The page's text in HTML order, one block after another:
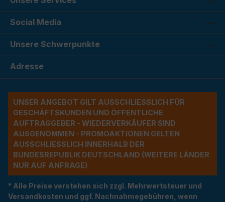
Social Media
Unsere Schwerpunkte
Adresse
UNSER ANGEBOT GILT AUSSCHLIESSLICH FÜR G
ESCHÄFTSKUNDEN UND ÖFFENTLICHE A
UFTRAGGEBER - WIEDERVERKÄUFER SIND A
USGENOMMEN - PROMOAKTIONEN GELTEN A
USSCHLIESSLICH INNERHALB DER BU
NDESREPUBLIK DEUTSCHLAND (WEITERE LÄNDER NU
R AUF ANFRAGE)
* Alle Preise verstehen sich zzgl. Mehrwertsteuer und
Versandkosten und ggf. Nachnahmegebühren, wenn